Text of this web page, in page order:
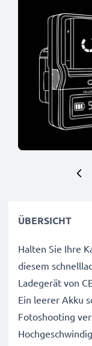
ÜBERSICHT
Halten Sie Ihre
diesem
Ladegerät von
Ein leerer Akku
Fotoshooting